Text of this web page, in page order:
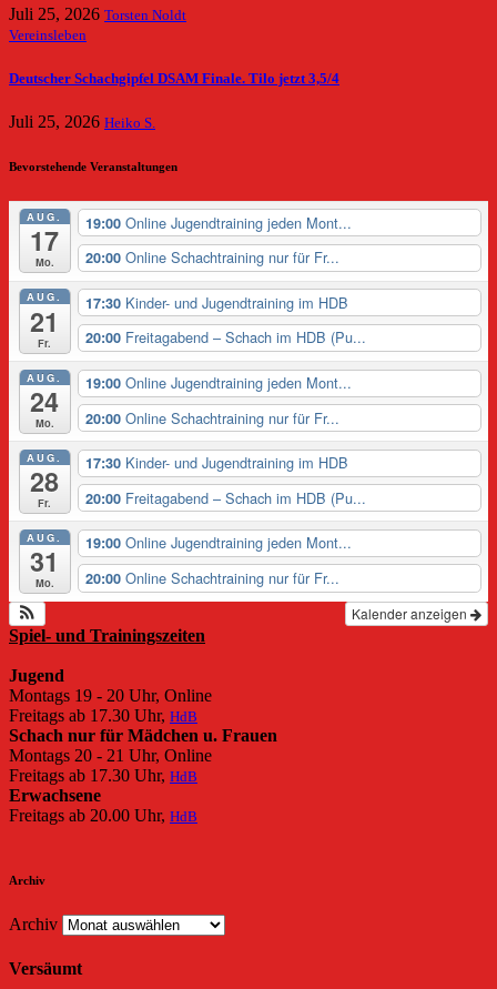
Juli 25, 2026 Torsten Noldt
Vereinsleben
Deutscher Schachgipfel DSAM Finale. Tilo jetzt 3,5/4
Juli 25, 2026 Heiko S.
Bevorstehende Veranstaltungen
AUG.
17
Mo.
19:00 Online Jugendtraining jeden Mont...
20:00 Online Schachtraining nur für Fr...
AUG.
21
Fr.
17:30 Kinder- und Jugendtraining im HDB
20:00 Freitagabend – Schach im HDB (Pu...
AUG.
24
Mo.
19:00 Online Jugendtraining jeden Mont...
20:00 Online Schachtraining nur für Fr...
AUG.
28
Fr.
17:30 Kinder- und Jugendtraining im HDB
20:00 Freitagabend – Schach im HDB (Pu...
AUG.
31
Mo.
19:00 Online Jugendtraining jeden Mont...
20:00 Online Schachtraining nur für Fr...
Kalender anzeigen
Spiel- und Trainingszeiten
Jugend
Montags 19 - 20 Uhr, Online
Freitags ab 17.30 Uhr, HdB
Schach nur für Mädchen u. Frauen
Montags 20 - 21 Uhr, Online
Freitags ab 17.30 Uhr, HdB
Erwachsene
Freitags ab 20.00 Uhr, HdB
Archiv
Archiv
Versäumt